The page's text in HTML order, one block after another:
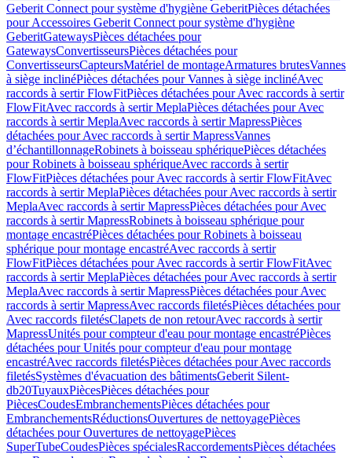
Geberit Connect pour système d'hygiène GeberitPièces détachées
pour Accessoires Geberit Connect pour système d'hygiène
GeberitGatewaysPièces détachées pour
GatewaysConvertisseursPièces détachées pour
ConvertisseursCapteursMatériel de montageArmatures brutesVannes
à siège inclinéPièces détachées pour Vannes à siège inclinéAvec
raccords à sertir FlowFitPièces détachées pour Avec raccords à sertir
FlowFitAvec raccords à sertir MeplaPièces détachées pour Avec
raccords à sertir MeplaAvec raccords à sertir MapressPièces
détachées pour Avec raccords à sertir MapressVannes
d’échantillonnageRobinets à boisseau sphériquePièces détachées
pour Robinets à boisseau sphériqueAvec raccords à sertir
FlowFitPièces détachées pour Avec raccords à sertir FlowFitAvec
raccords à sertir MeplaPièces détachées pour Avec raccords à sertir
MeplaAvec raccords à sertir MapressPièces détachées pour Avec
raccords à sertir MapressRobinets à boisseau sphérique pour
montage encastréPièces détachées pour Robinets à boisseau
sphérique pour montage encastréAvec raccords à sertir
FlowFitPièces détachées pour Avec raccords à sertir FlowFitAvec
raccords à sertir MeplaPièces détachées pour Avec raccords à sertir
MeplaAvec raccords à sertir MapressPièces détachées pour Avec
raccords à sertir MapressAvec raccords filetésPièces détachées pour
Avec raccords filetésClapets de non retourAvec raccords à sertir
MapressUnités pour compteur d'eau pour montage encastréPièces
détachées pour Unités pour compteur d'eau pour montage
encastréAvec raccords filetésPièces détachées pour Avec raccords
filetésSystèmes d'évacuation des bâtimentsGeberit Silent-
db20TuyauxPiècesPièces détachées pour
PiècesCoudesEmbranchementsPièces détachées pour
EmbranchementsRéductionsOuvertures de nettoyagePièces
détachées pour Ouvertures de nettoyagePièces
SuperTubeCoudesPièces spécialesRaccordementsPièces détachées